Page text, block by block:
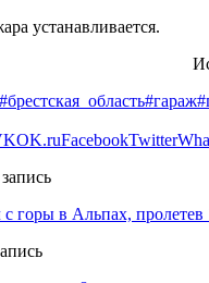
устанавливается.
#брестская_область#гараж
OK.ruFacebookTwitter
с горы в Альпах,